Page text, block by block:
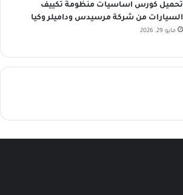
تحميل كورس اساسيات منظومة تكييف
السيارات من شركة مرسيدس وداميلر وكيا
مايو 29, 2026